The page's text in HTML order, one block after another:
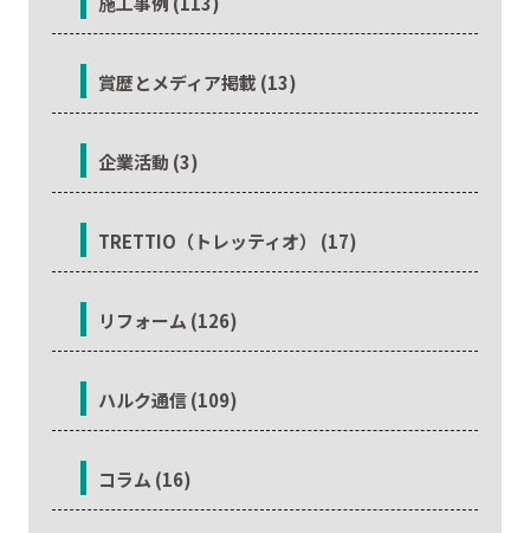
賞歴とメディア掲載 (13)
企業活動 (3)
TRETTIO（トレッティオ） (17)
リフォーム (126)
ハルク通信 (109)
コラム (16)